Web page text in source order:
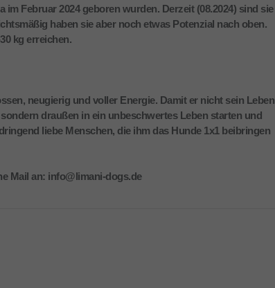
Februar 2024 geboren wurden. Derzeit (08.2024) sind sie
haben sie aber noch etwas Potenzial nach oben.
kg erreichen.
neugierig und voller Energie. Damit er nicht sein Leben
draußen in ein unbeschwertes Leben starten und
liebe Menschen, die ihm das Hunde 1x1 beibringen
Mail an: info@limani-dogs.de